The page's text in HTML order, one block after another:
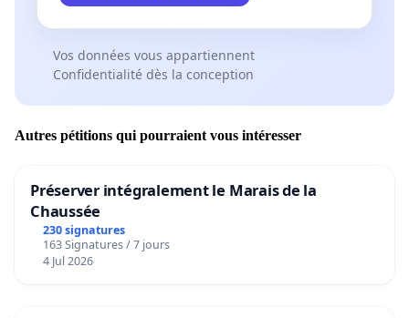
Vos données vous appartiennent
Confidentialité dès la conception
Autres pétitions qui pourraient vous intéresser
Préserver intégralement le Marais de la
Chaussée
230 signatures
163 Signatures / 7 jours
4 Jul 2026